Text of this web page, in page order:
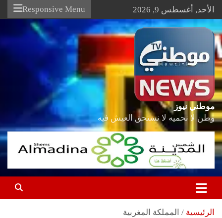
Skip
content
الأحد, أغسطس 9, 2026 Responsive Menu
موطني نيوز
وطن لا نحميه لا نستحق العيش فيه
الرئيسية المملكة المغربية